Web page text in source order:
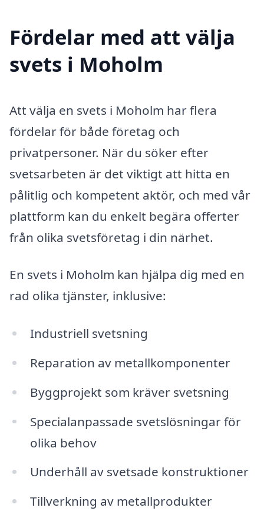
Fördelar med att välja
svets i Moholm
Att välja en svets i Moholm har flera
fördelar för både företag och
privatpersoner. När du söker efter
svetsarbeten är det viktigt att hitta en
pålitlig och kompetent aktör, och med vår
plattform kan du enkelt begära offerter
från olika svetsföretag i din närhet.
En svets i Moholm kan hjälpa dig med en
rad olika tjänster, inklusive:
Industriell svetsning
Reparation av metallkomponenter
Byggprojekt som kräver svetsning
Specialanpassade svetslösningar för
olika behov
Underhåll av svetsade konstruktioner
Tillverkning av metallprodukter